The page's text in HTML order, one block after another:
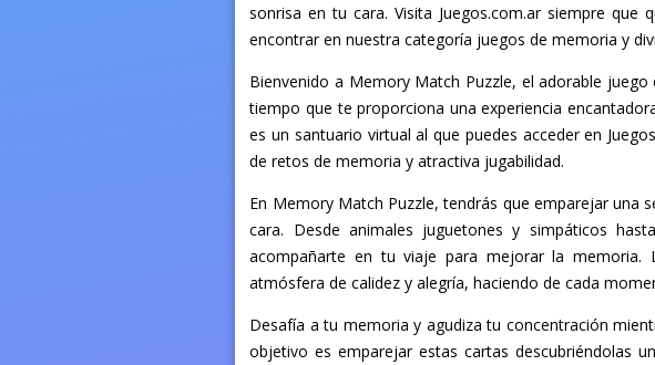
sonrisa en tu cara. Visita Juegos.com.ar siempre
encontrar en nuestra categoría juegos de memoria y
Bienvenido a Memory Match Puzzle, el adorable
tiempo que te proporciona una experiencia
es un santuario virtual al que puedes acceder en
de retos de memoria y atractiva jugabilidad.
En Memory Match Puzzle, tendrás que emparejar una
cara. Desde animales juguetones y simpáticos
acompañarte en tu viaje para mejorar la memoria.
atmósfera de calidez y alegría, haciendo de cada
Desafía a tu memoria y agudiza tu concentración
objetivo es emparejar estas cartas descubriéndolas